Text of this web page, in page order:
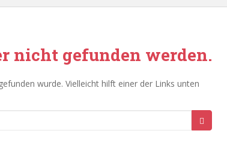
nicht gefunden werden.
wurde. Vielleicht hilft einer der Links unten